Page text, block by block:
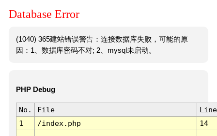
Database Error
(1040) 365建站错误警告：连接数据库失败，可能的原
因：1、数据库密码不对; 2、mysql未启动。
PHP Debug
No. File
Line
1
/index.php 14